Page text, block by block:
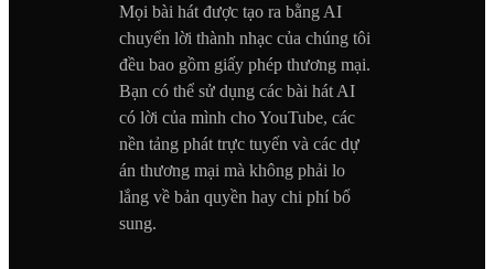
Mọi bài hát được tạo ra bằng AI
chuyển lời thành nhạc của chúng tôi
đều bao gồm giấy phép thương mại.
Bạn có thể sử dụng các bài hát AI
có lời của mình cho YouTube, các
nền tảng phát trực tuyến và các dự
án thương mại mà không phải lo
lắng về bản quyền hay chi phí bổ
sung.